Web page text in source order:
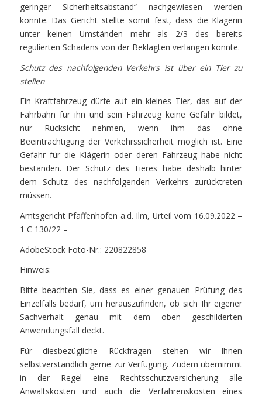
geringer Sicherheitsabstand“ nachgewiesen werden
konnte. Das Gericht stellte somit fest, dass die Klägerin
unter keinen Umständen mehr als 2/3 des bereits
regulierten Schadens von der Beklagten verlangen konnte.
Schutz des nachfolgenden Verkehrs ist über ein Tier zu
stellen
Ein Kraftfahrzeug dürfe auf ein kleines Tier, das auf der
Fahrbahn für ihn und sein Fahrzeug keine Gefahr bildet,
nur Rücksicht nehmen, wenn ihm das ohne
Beeinträchtigung der Verkehrssicherheit möglich ist. Eine
Gefahr für die Klägerin oder deren Fahrzeug habe nicht
bestanden. Der Schutz des Tieres habe deshalb hinter
dem Schutz des nachfolgenden Verkehrs zurücktreten
müssen.
Amtsgericht Pfaffenhofen a.d. Ilm, Urteil vom 16.09.2022 –
1 C 130/22 –
AdobeStock Foto-Nr.: 220822858
Hinweis:
Bitte beachten Sie, dass es einer genauen Prüfung des
Einzelfalls bedarf, um herauszufinden, ob sich Ihr eigener
Sachverhalt genau mit dem oben geschilderten
Anwendungsfall deckt.
Für diesbezügliche Rückfragen stehen wir Ihnen
selbstverständlich gerne zur Verfügung. Zudem übernimmt
in der Regel eine Rechtsschutzversicherung alle
Anwaltskosten und auch die Verfahrenskosten eines